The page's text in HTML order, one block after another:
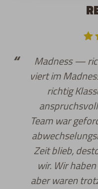
Madness —
viert im
richtig
Team war
Zeit blieb,
wir. Wir
aber waren